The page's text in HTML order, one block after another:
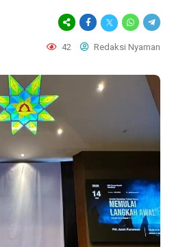
42 Redaksi Nyaman